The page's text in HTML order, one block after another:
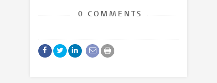
0 COMMENTS